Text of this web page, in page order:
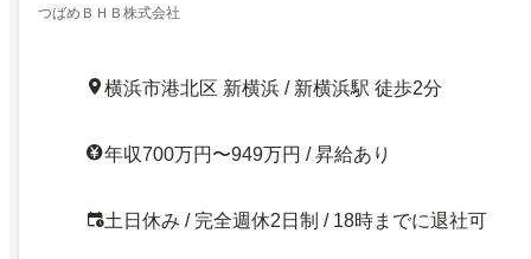
つばめＢＨＢ株式会社
横浜市港北区 新横浜 / 新横浜駅 徒歩2分
年収700万円〜949万円 / 昇給あり
土日休み / 完全週休2日制 / 18時までに退社可